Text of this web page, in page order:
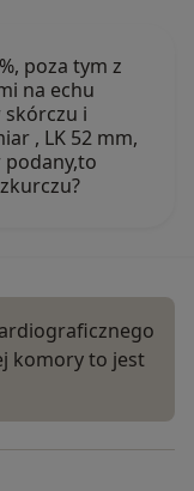
poza tym z
na echu
i
, LK 52 mm,
podany,to
komory to jest